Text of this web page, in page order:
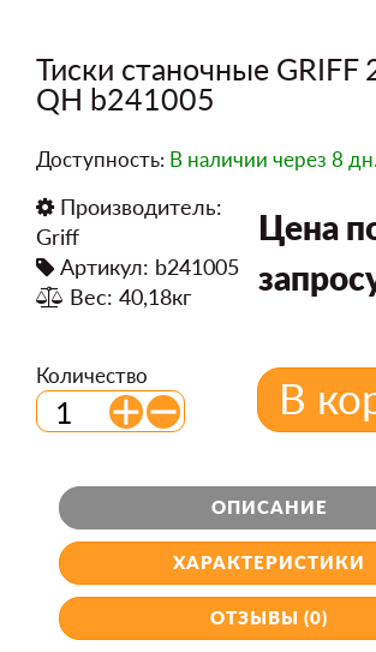
Тиски станочные
QH b241005
Доступность: В наличии через 8 дн.
Производитель:
Griff
Артикул: b241005
Вес: 40,18кг
Цена
Количество В
ОПИСАНИЕ
ХАРАКТЕРИСТИКИ
ОТЗЫВЫ (0)